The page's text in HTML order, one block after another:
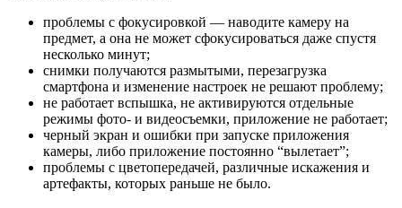
проблемы с фокусировкой — наводите камеру на
предмет, а она не может сфокусироваться даже спустя
несколько минут;
снимки получаются размытыми, перезагрузка
смартфона и изменение настроек не решают проблему;
не работает вспышка, не активируются отдельные
режимы фото- и видеосъемки, приложение не работает;
черный экран и ошибки при запуске приложения
камеры, либо приложение постоянно “вылетает”;
проблемы с цветопередачей, различные искажения и
артефакты, которых раньше не было.